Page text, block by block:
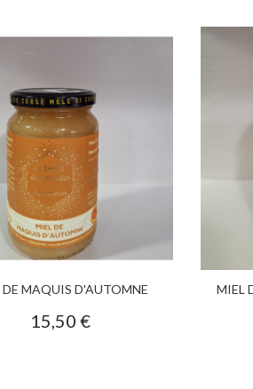
DE MAQUIS D'AUTOMNE
15,50 €
MIEL